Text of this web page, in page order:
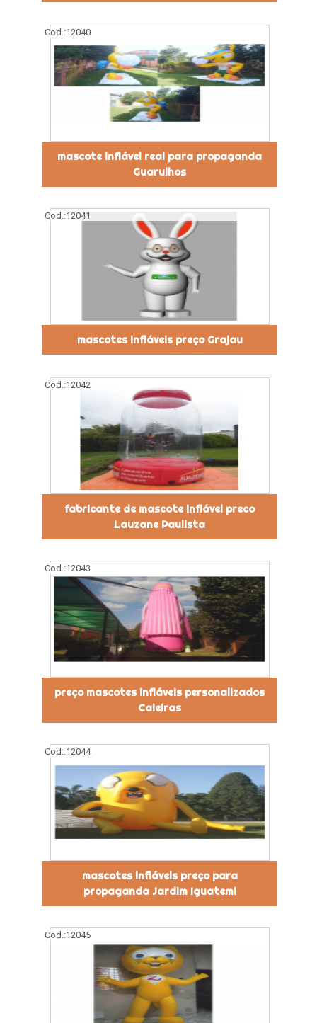
Cod.:12040
mascote inflável real para propaganda
Guarulhos
Cod.:12041
mascotes infláveis preço Grajau
Cod.:12042
fabricante de mascote inflável preco
Lauzane Paulista
Cod.:12043
preço mascotes infláveis personalizados
Caieiras
Cod.:12044
mascotes infláveis preço para
propaganda Jardim Iguatemi
Cod.:12045